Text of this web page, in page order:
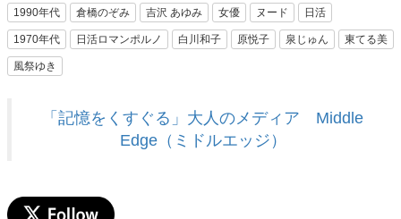
1990年代 倉橋のぞみ 吉沢 あゆみ 女優 ヌード 日活
1970年代 日活ロマンポルノ 白川和子 原悦子 泉じゅん 東てる美
風祭ゆき
「記憶をくすぐる」大人のメディア Middle
Edge（ミドルエッジ）